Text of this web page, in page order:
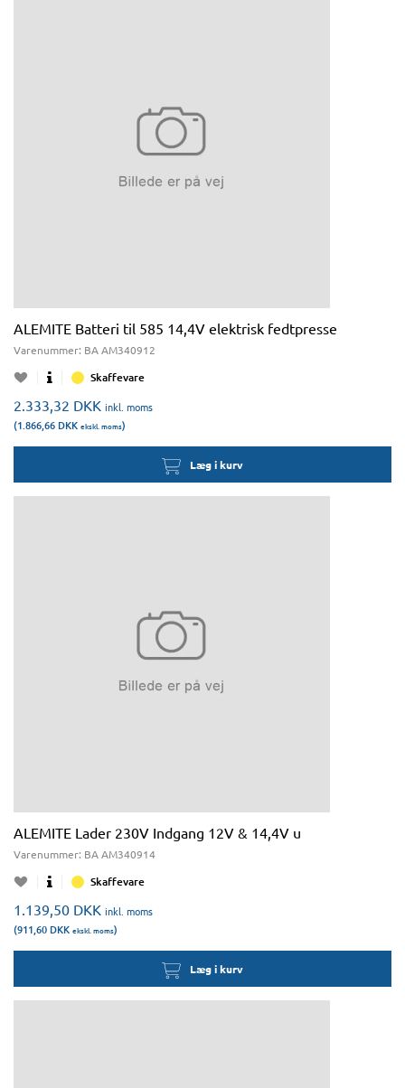
ALEMITE Batteri til 585 14,4V elektrisk fedtpresse
Varenummer: BA AM340912
Skaffevare
2.333,32 DKK inkl. moms
(1.866,66 DKK ekskl. moms)
Læg i kurv
ALEMITE Lader 230V Indgang 12V & 14,4V u
Varenummer: BA AM340914
Skaffevare
1.139,50 DKK inkl. moms
(911,60 DKK ekskl. moms)
Læg i kurv